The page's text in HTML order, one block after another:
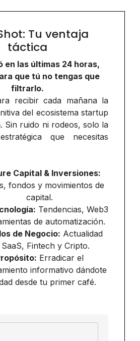
Tu ventaja
táctica
en las últimas 24 horas,
que tú no tengas que
filtrarlo.
recibir cada mañana la
del ecosistema startup
Sin ruido ni rodeos, solo la
que necesitas
Capital & Inversiones:
fondos y movimientos de
capital.
Tendencias, Web3
de automatización.
de Negocio: Actualidad
Fintech y Cripto.
Erradicar el
informativo dándote
desde tu primer café.